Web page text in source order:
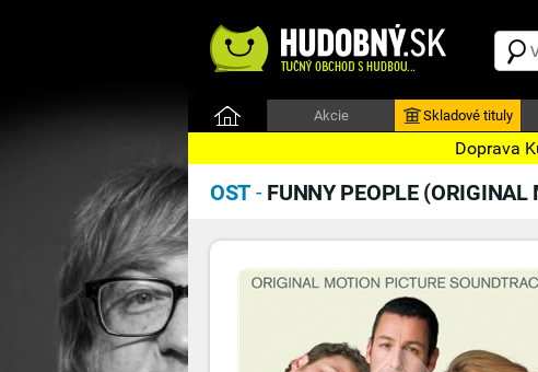
Akcie Skladové tituly
Doprava
OST - FUNNY PEOPLE